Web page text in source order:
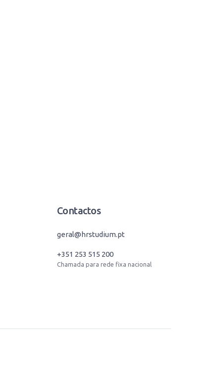
Contactos
geral@hrstudium.pt
+351 253 515 200
Chamada para rede fixa nacional